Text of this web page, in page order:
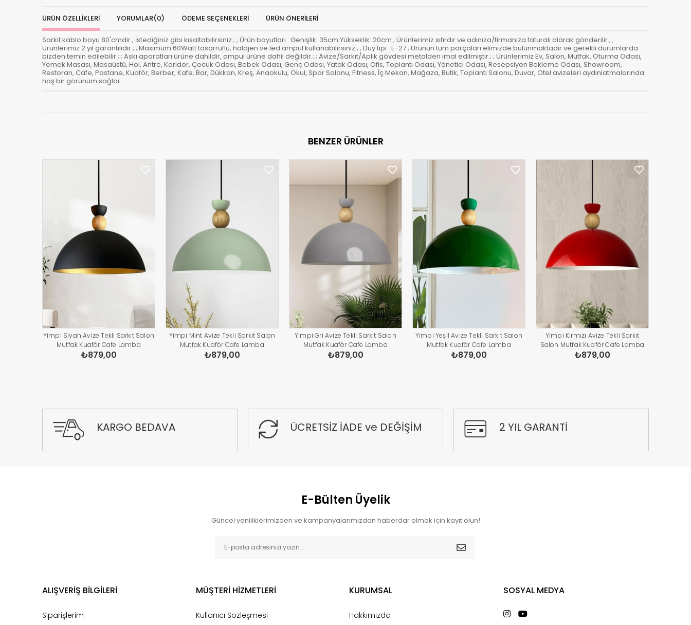
ÜRÜN ÖZELLIKLERI YORUMLAR(0) ÖDEME SEÇENEKLERI ÜRÜN ÖNERILERI
Sarkıt kablo boyu 80'cmdir.; İstediğiniz gibi kısaltabilirsiniz.; ; Ürün boyutları : Genişlik: 35cm Yükseklik: 20cm ; Ürünlerimiz sıfırdır ve adınıza/firmanıza faturalı olarak gönderilir.; ;
Ürünlerimiz 2 yıl garantilidir.; ; Maximum 60Watt tasarruflu, halojen ve led ampul kullanabilirsiniz.; ; Duy tipi : E-27 ; Ürünün tüm parçaları elimizde bulunmaktadır ve gerekli durumlarda
bizden temin edilebilir.; ; Askı aparatları ürüne dahildir, ampul ürüne dahil değildir.; ; Avize/Sarkıt/Aplik gövdesi metalden imal edilmiştir.; ; Ürünlerimiz Ev, Salon, Mutfak, Oturma Odası,
Yemek Masası, Masaüstü, Hol, Antre, Koridor, Çocuk Odası, Bebek Odası, Genç Odası, Yatak Odası, Ofis, Toplantı Odası, Yönetici Odası, Resepsiyon Bekleme Odası, Showroom,
Restoran, Cafe, Pastane, Kuaför, Berber, Kafe, Bar, Dükkan, Kreş, Anaokulu, Okul, Spor Salonu, Fitness, İç Mekan, Mağaza, Butik, Toplantı Salonu, Duvar, Otel avizeleri aydınlatmalarında
hoş bir görünüm sağlar.
BENZER ÜRÜNLER
Yimpi Siyah Avize Tekli Sarkıt Salon
Mutfak Kuaför Cafe Lamba
Dekoratif Aydınlatma Pastane
₺879,00
Yimpi Mint Avize Tekli Sarkıt Salon
Mutfak Kuaför Cafe Lamba
Dekoratif Aydınlatma Pastane
₺879,00
Yimpi Gri Avize Tekli Sarkıt Salon
Mutfak Kuaför Cafe Lamba
Dekoratif Aydınlatma Pastane
₺879,00
Yimpi Yeşil Avize Tekli Sarkıt Salon
Mutfak Kuaför Cafe Lamba
Dekoratif Aydınlatma Pastane
₺879,00
Yimpi Kırmızı Avize Tekli Sarkıt
Salon Mutfak Kuaför Cafe Lamba
Dekoratif Aydınlatma Pastane
₺879,00
KARGO BEDAVA ÜCRETSİZ İADE ve DEĞİŞİM 2 YIL GARANTİ
E-Bülten Üyelik
Güncel yeniliklerimizden ve kampanyalarımızdan haberdar olmak için kayıt olun!
ALIŞVERİŞ BİLGİLERİ
Siparişlerim
MÜŞTERİ HİZMETLERİ
Kullanıcı Sözleşmesi
KURUMSAL
Hakkımızda
SOSYAL MEDYA